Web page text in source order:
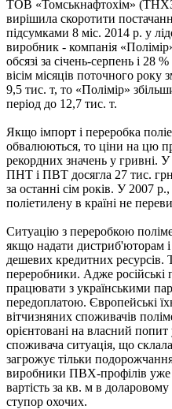
ТОВ «Томськнафтохім»
вирішила скоротити
підсумками 8 міс. 2014 р. у
виробник - компанія
обсязі за січень-серпень і
вісім місяців поточного
9,5 тис. т, то «Полімір»
період до 12,7 тис. т.
Якщо імпорт і переробка
обвалюються, то ціни на цю
рекордних значень у гривні.
ПНТ і ПВТ досягла 27 тис.
за останні сім років. У 2007
поліетилену в країні не
Ситуацію з переробкою
якщо надати дистриб'юторам
дешевих кредитних ресурсів.
переробники. Адже російські
працювати з українськими
передоплатою. Європейські
вітчизняних споживачів
орієнтовані на власний
споживача ситуація, що
загрожує тільки
виробники ПВХ-профілів
вартість за кв. м в
ступор охочих.